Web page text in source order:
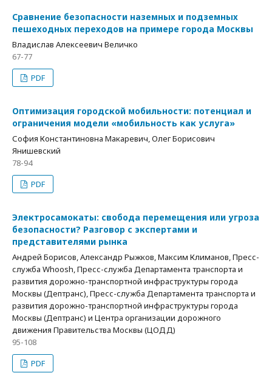
Сравнение безопасности наземных и подземных
пешеходных переходов на примере города Москвы
Владислав Алексеевич Величко
67-77
PDF
Оптимизация городской мобильности: потенциал и
ограничения модели «мобильность как услуга»
София Константиновна Макаревич, Олег Борисович
Янишевский
78-94
PDF
Электросамокаты: свобода перемещения или угроза
безопасности? Разговор с экспертами и
представителями рынка
Андрей Борисов, Александр Рыжков, Максим Климанов, Пресс-
служба Whoosh, Пресс-служба Департамента транспорта и
развития дорожно-транспортной инфраструктуры города
Москвы (Дептранс), Пресс-служба Департамента транспорта и
развития дорожно-транспортной инфраструктуры города
Москвы (Дептранс) и Центра организации дорожного
движения Правительства Москвы (ЦОДД)
95-108
PDF